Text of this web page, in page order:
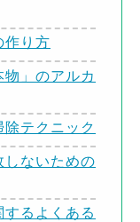
作り方
」のアルカ
テクニック
しないための
るよくある